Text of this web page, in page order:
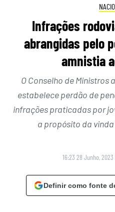
Infrações
abrangidas pelo
amnistia
O Conselho de Ministros
estabelece perdão de
infrações praticadas por
a propósito da
16:23 28 Junho, 2023
Definir como fonte